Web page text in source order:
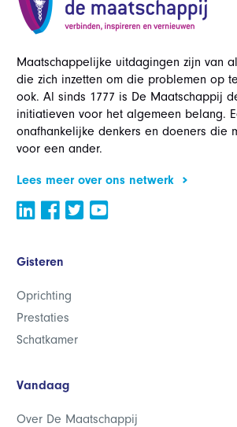
Maatschappelijke uitdagingen zijn van
die zich inzetten om die problemen op
ook. Al sinds 1777 is De Maatschappij
initiatieven voor het algemeen belang.
onafhankelijke denkers en doeners die
voor een ander.
Lees meer over ons netwerk
Gisteren
Oprichting
Prestaties
Schatkamer
Vandaag
Over De Maatschappij